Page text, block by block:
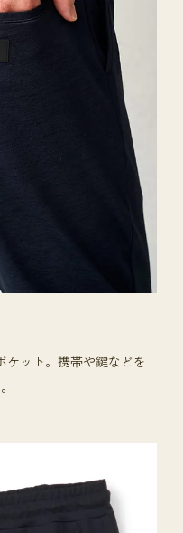
ケット。携帯や鍵などを